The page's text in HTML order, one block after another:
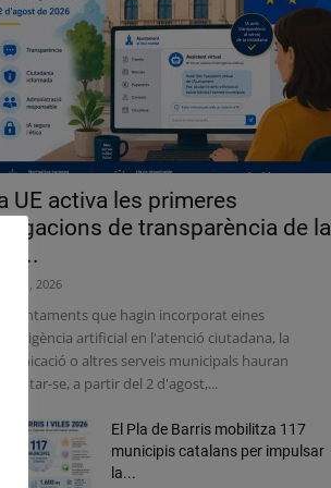
UE activa les primeres
de transparència de la
31, 2026
ajuntaments que hagin incorporat eines
artificial en l'atenció ciutadana, la
o altres serveis municipals hauran
se, a partir del 2 d'agost,...
El Pla de Barris mobilitza 117
municipis catalans per impulsar
la...